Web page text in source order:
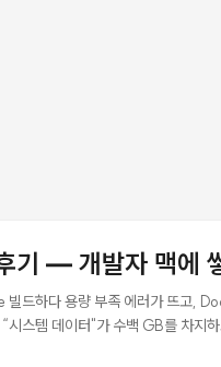
기 — 개발자 맥에
드하다 용량 부족 에러가 뜨고,
스템 데이터"가 수백 GB를 차지
짜리 구독이고, 개발자 특화 캐시